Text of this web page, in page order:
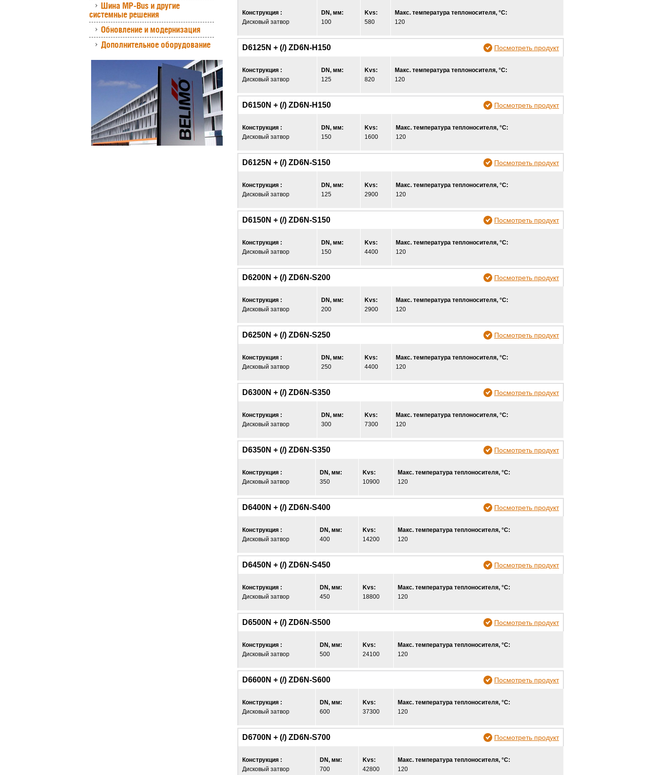
Шина MP-Bus и другие
системные решения
Обновление и модернизация
Дополнительное оборудование
Конструкция :
Дисковый затвор
DN, мм:
100
Kvs:
580
Макс. температура теплоносителя, °С:
120
D6125N + (/) ZD6N-H150 Посмотреть продукт
Конструкция :
Дисковый затвор
DN, мм:
125
Kvs:
820
Макс. температура теплоносителя, °С:
120
D6150N + (/) ZD6N-H150 Посмотреть продукт
Конструкция :
Дисковый затвор
DN, мм:
150
Kvs:
1600
Макс. температура теплоносителя, °С:
120
D6125N + (/) ZD6N-S150 Посмотреть продукт
Конструкция :
Дисковый затвор
DN, мм:
125
Kvs:
2900
Макс. температура теплоносителя, °С:
120
D6150N + (/) ZD6N-S150 Посмотреть продукт
Конструкция :
Дисковый затвор
DN, мм:
150
Kvs:
4400
Макс. температура теплоносителя, °С:
120
D6200N + (/) ZD6N-S200 Посмотреть продукт
Конструкция :
Дисковый затвор
DN, мм:
200
Kvs:
2900
Макс. температура теплоносителя, °С:
120
D6250N + (/) ZD6N-S250 Посмотреть продукт
Конструкция :
Дисковый затвор
DN, мм:
250
Kvs:
4400
Макс. температура теплоносителя, °С:
120
D6300N + (/) ZD6N-S350 Посмотреть продукт
Конструкция :
Дисковый затвор
DN, мм:
300
Kvs:
7300
Макс. температура теплоносителя, °С:
120
D6350N + (/) ZD6N-S350 Посмотреть продукт
Конструкция :
Дисковый затвор
DN, мм:
350
Kvs:
10900
Макс. температура теплоносителя, °С:
120
D6400N + (/) ZD6N-S400 Посмотреть продукт
Конструкция :
Дисковый затвор
DN, мм:
400
Kvs:
14200
Макс. температура теплоносителя, °С:
120
D6450N + (/) ZD6N-S450 Посмотреть продукт
Конструкция :
Дисковый затвор
DN, мм:
450
Kvs:
18800
Макс. температура теплоносителя, °С:
120
D6500N + (/) ZD6N-S500 Посмотреть продукт
Конструкция :
Дисковый затвор
DN, мм:
500
Kvs:
24100
Макс. температура теплоносителя, °С:
120
D6600N + (/) ZD6N-S600 Посмотреть продукт
Конструкция :
Дисковый затвор
DN, мм:
600
Kvs:
37300
Макс. температура теплоносителя, °С:
120
D6700N + (/) ZD6N-S700 Посмотреть продукт
Конструкция :
Дисковый затвор
DN, мм:
700
Kvs:
42800
Макс. температура теплоносителя, °С:
120